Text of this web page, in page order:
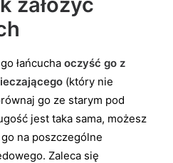
łańcucha oczyść go z
(który nie
go ze starym pod
jest taka sama, możesz
na poszczególne
Zaleca się